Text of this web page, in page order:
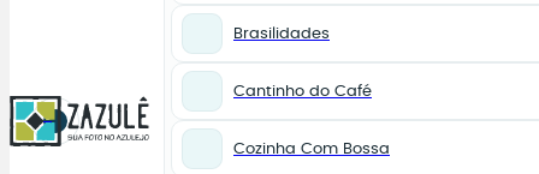
0
Brasilidades
Cantinho do Café
Cozinha Com Bossa